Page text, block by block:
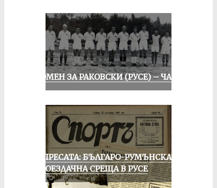
СПОМЕН ЗА РАКОВСКИ (РУСЕ) – ЧАСТ I
ОТ ПРЕСАТА: БЪЛГАРО-РУМЪНСКА
КОЛОЕЗДАЧНА СРЕЩА В РУСЕ